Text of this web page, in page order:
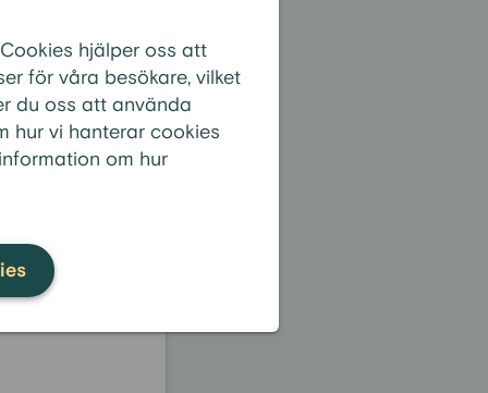
hjälper oss att
för våra besökare, vilket
du oss att använda
hur vi hanterar cookies
om hur